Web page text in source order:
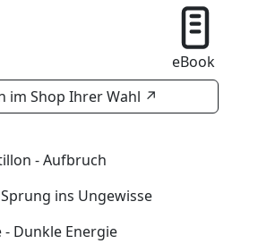
eBook
im Shop Ihrer Wahl ↗
- Aufbruch
ins Ungewisse
- Dunkle Energie